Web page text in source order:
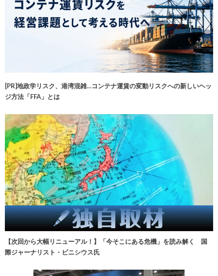
[PR]地政学リスク、港湾混雑…コンテナ運賃の変動リスクへの新しいヘッ
ジ方法「FFA」とは
【次回から大幅リニューアル！】「今そこにある危機」を読み解く 国
際ジャーナリスト・ビニシウス氏